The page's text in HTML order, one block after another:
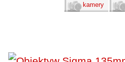
kamery